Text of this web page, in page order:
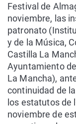
Festival de
noviembre, las
patronato
y de la Música,
Castilla La
Ayuntamiento
La Mancha),
continuidad de
los estatutos de
noviembre de